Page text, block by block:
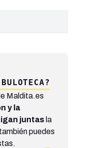
Maldita.es
y la
juntasla
puedes